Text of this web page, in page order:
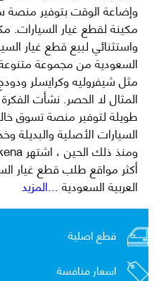
وإضاعة الوقت بتوفير
مكينة لقطع غيار السيارات.
واستثنائي لبيع قطع غيار
السعودية من مجموعة متنوعة
مثل شيفروليه وكرايسلر
طويلة لتوفير منصة تسوق
السيارات الأصلية والبديلة
أكثر مواقع طلب قطع غيار
العربية السعودية...المزيد
قطع اصلية
اسعار منافسة